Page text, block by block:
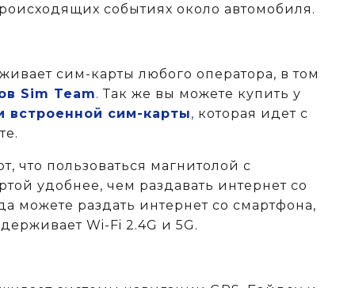
событиях около автомобиля.
сим-карты любого оператора, в том
Sim Team. Так же вы можете купить у
встроенной сим-карты, которая идет с
что пользоваться магнитолой с
удобнее, чем раздавать интернет со
можете раздать интернет со смартфона,
Wi-Fi 2.4G и 5G.